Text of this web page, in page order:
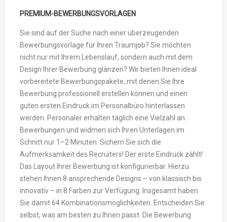
PREMIUM-BEWERBUNGSVORLAGEN
Sie sind auf der Suche nach einer überzeugenden
Bewerbungsvorlage für Ihren Traumjob? Sie möchten
nicht nur mit Ihrem Lebenslauf, sondern auch mit dem
Design Ihrer Bewerbung glänzen? Wir bieten Ihnen ideal
vorbereitete Bewerbungspakete, mit denen Sie Ihre
Bewerbung professionell erstellen können und einen
guten ersten Eindruck im Personalbüro hinterlassen
werden. Personaler erhalten täglich eine Vielzahl an
Bewerbungen und widmen sich Ihren Unterlagen im
Schnitt nur 1–2 Minuten. Sichern Sie sich die
Aufmerksamkeit des Recruiters! Der erste Eindruck zählt!
Das Layout Ihrer Bewerbung ist konfigurierbar. Hierzu
stehen Ihnen 8 ansprechende Designs – von klassisch bis
innovativ – in 8 Farben zur Verfügung. Insgesamt haben
Sie damit 64 Kombinationsmöglichkeiten. Entscheiden Sie
selbst, was am besten zu Ihnen passt. Die Bewerbung